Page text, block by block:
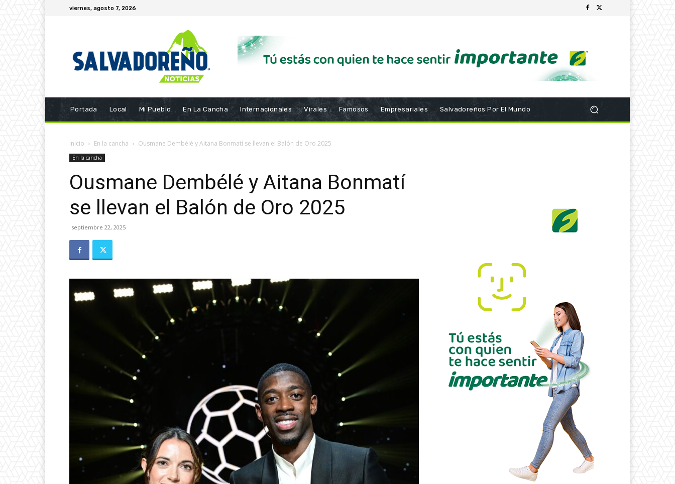
viernes, agosto 7, 2026
Portada Local Mi Pueblo En La Cancha Internacionales Virales Famosos Empresariales Salvadoreños Por El Mundo
Inicio En la cancha Ousmane Dembélé y Aitana Bonmatí se llevan el Balón de Oro 2025
En la cancha
Ousmane Dembélé y Aitana Bonmatí
se llevan el Balón de Oro 2025
septiembre 22, 2025